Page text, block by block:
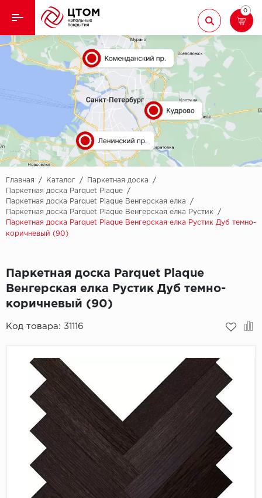
Назад
Кварцвиниловая плитка
Назад
Aberhof
Adelar
Alfa
AllureFloor
Aquamax
Bohofloor
CorkArt Vinyl
CronaFloor
Damy Floor
Decoria
Dolce Flooring
ECO Parquet
Ламинат
Ковролин
Линолеум
Паркет
Паркетная доска
Плинтус
Пробковое покрытие
0
Главная / Каталог / Паркетная доска
/
Паркетная доска Parquet Plaque
/
Паркетная доска Parquet Plaque Венгерская елка
/
Паркетная доска Parquet Plaque Венгерская елка Рустик
/
Паркетная доска Parquet Plaque Венгерская елка Рустик Дуб темно-
коричневый (90)
Паркетная доска Parquet Plaque
Венгерская елка Рустик Дуб темно-
коричневый (90)
Код товара: 31116